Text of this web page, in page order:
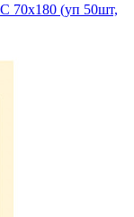
70х180 (уп 50шт,